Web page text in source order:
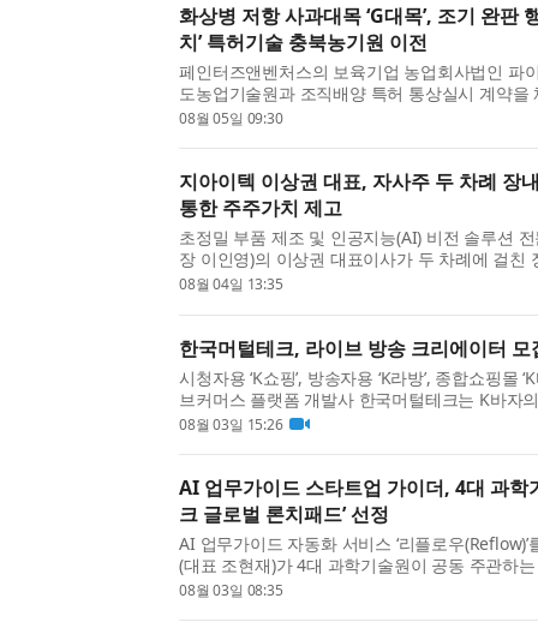
화상병 저항 사과대목 ‘G대목’, 조기 완판
치’ 특허기술 충북농기원 이전
페인터즈앤벤처스의 보육기업 농업회사법인 파
도농업기술원과 조직배양 특허 통상실시 계약을
이번 계약은 ‘화상병 저항성 사과대목 기내 대량
08월 05일 09:30
지아이텍 이상권 대표, 자사주 두 차례 장
통한 주주가치 제고
초정밀 부품 제조 및 인공지능(AI) 비전 솔루션
장 이인영)의 이상권 대표이사가 두 차례에 걸친
사주 총 1만2000주를 취득했다고 밝혔다. 공시
08월 04일 13:35
한국머털테크, 라이브 방송 크리에이터 모
시청자용 ‘K쇼핑’, 방송자용 ‘K라방’, 종합쇼핑몰
브커머스 플랫폼 개발사 한국머털테크는 K바자
방을 통해 소개하고 판매할 라이브 방송 크리에
08월 03일 15:26
AI 업무가이드 스타트업 가이더, 4대 과학
크 글로벌 론치패드’ 선정
AI 업무가이드 자동화 서비스 ‘리플로우
(대표 조현재)가 4대 과학기술원이 공동 주관하는
글로벌 론치패드’의 글로벌 준비(Born-to-
08월 03일 08:35